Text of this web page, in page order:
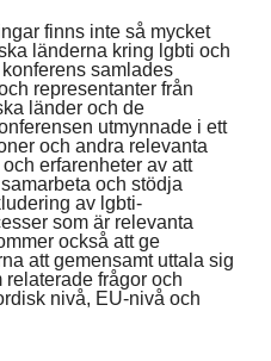
finns inte så mycket
länderna kring lgbti och
samlades
representanter från
länder och de
utmynnade i ett
och andra relevanta
erfarenheter av att
och stödja
av lgbti-
som är relevanta
också att ge
att gemensamt uttala sig
relaterade frågor och
nivå, EU-nivå och